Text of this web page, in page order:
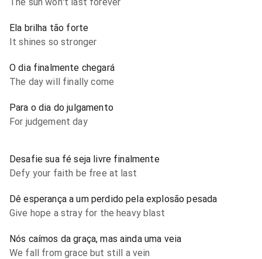
Ela brilha tão forte
It shines so stronger
O dia finalmente chegará
The day will finally come
Para o dia do julgamento
For judgement day
Desafie sua fé seja livre finalmente
Defy your faith be free at last
Dê esperança a um perdido pela explosão pesada
Give hope a stray for the heavy blast
Nós caímos da graça, mas ainda uma veia
We fall from grace but still a vein